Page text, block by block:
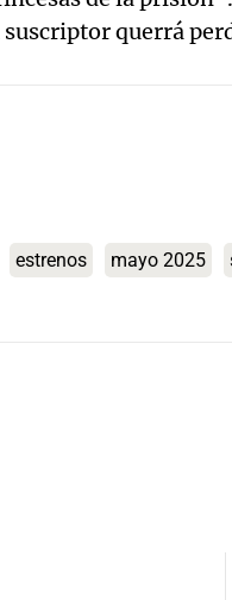
querrá
estrenos mayo 2025